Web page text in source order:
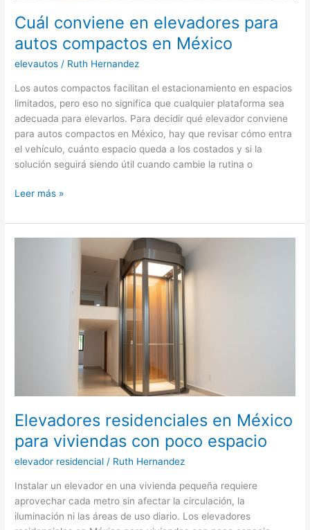
Cuál conviene en elevadores para
autos compactos en México
elevautos / Ruth Hernandez
Los autos compactos facilitan el estacionamiento en espacios
limitados, pero eso no significa que cualquier plataforma sea
adecuada para elevarlos. Para decidir qué elevador conviene
para autos compactos en México, hay que revisar cómo entra
el vehículo, cuánto espacio queda a los costados y si la
solución seguirá siendo útil cuando cambie la rutina o
Cuál
en
elevadores
Leer más »
Elevadores residenciales en México
para viviendas con poco espacio
elevador residencial / Ruth Hernandez
Instalar un elevador en una vivienda pequeña requiere
aprovechar cada metro sin afectar la circulación, la
iluminación ni las áreas de uso diario. Los elevadores